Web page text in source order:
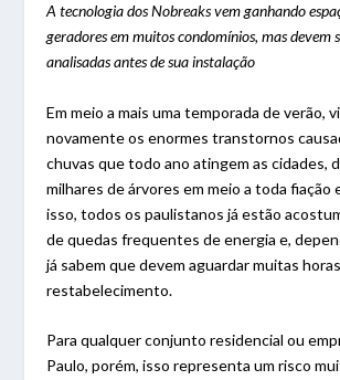
A tecnologia dos Nobreaks vem ganhando
geradores em muitos condomínios, mas devem
analisadas antes de sua instalação
Em meio a mais uma temporada de verão,
novamente os enormes transtornos
chuvas que todo ano atingem as cidades,
milhares de árvores em meio a toda fiação
isso, todos os paulistanos já estão
de quedas frequentes de energia e,
já sabem que devem aguardar muitas
restabelecimento.
Para qualquer conjunto residencial ou
Paulo, porém, isso representa um risco